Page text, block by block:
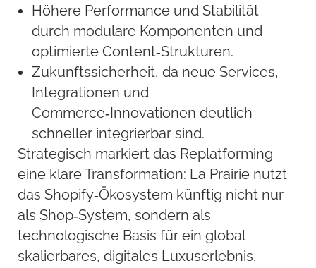
Höhere Performance und Stabilität
durch modulare Komponenten und
optimierte Content‑Strukturen.
Zukunftssicherheit, da neue Services,
Integrationen und
Commerce‑Innovationen deutlich
schneller integrierbar sind.
Strategisch markiert das Replatforming
eine klare Transformation: La Prairie nutzt
das Shopify‑Ökosystem künftig nicht nur
als Shop‑System, sondern als
technologische Basis für ein global
skalierbares, digitales Luxuserlebnis.